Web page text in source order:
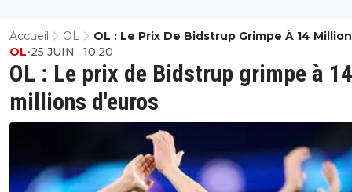
Accueil OL
OL : Le Prix De Bidstrup Grimpe À 14
D'euros
OL : Le prix de Bidstrup grimpe à 14
millions d'euros
OL•25 JUIN , 10:20